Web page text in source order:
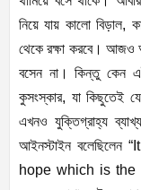
নিয়ে যায় কালো বিড়াল,
থেকে রক্ষা করবে। আজও
বসেন না। কিন্তু কেন
কুসংস্কার, যা কিছুতেই
এখনও যুক্তিগ্রাহ্য
আইনস্টাইন
hope which is the